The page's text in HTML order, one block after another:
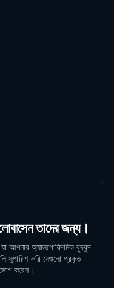
তাদের জন্য।
আপনার অ্যালগোরিদমিক বুদ্বুদ
সুপারিশ করি যেগুলো প্রকৃত
করেন।